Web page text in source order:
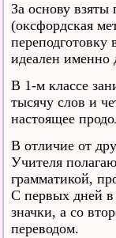
За основу
(оксфордская
идеален именно
В 1-м классе
тысячу слов и
настоящее
В отличие от
Учителя
грамматикой,
С первых дней в
значки, а со
переводом.